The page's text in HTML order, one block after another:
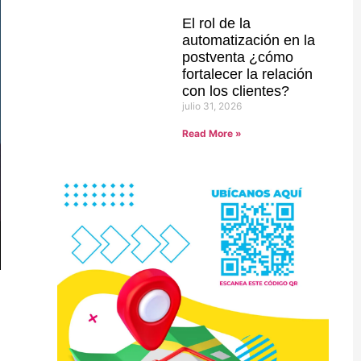
El rol de la
automatización en la
postventa ¿cómo
fortalecer la relación
con los clientes?
julio 31, 2026
Read More »